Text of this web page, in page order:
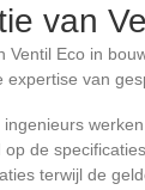
van
Ventil Eco in
expertise van
op de
terwijl de